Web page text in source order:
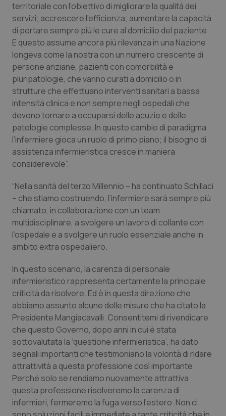
territoriale con l’obiettivo di migliorare la qualità dei
servizi; accrescere l’efficienza; aumentare la capacità
di portare sempre più le cure al domicilio del paziente.
E questo assume ancora più rilevanza in una Nazione
longeva come la nostra con un numero crescente di
persone anziane, pazienti con comorbilità e
pluripatologie, che vanno curati a domicilio o in
strutture che effettuano interventi sanitari a bassa
intensità clinica e non sempre negli ospedali che
devono tornare a occuparsi delle acuzie e delle
patologie complesse. In questo cambio di paradigma
l’infermiere gioca un ruolo di primo piano; il bisogno di
assistenza infermieristica cresce in maniera
considerevole”.
“Nella sanità del terzo Millennio – ha continuato Schillaci
– che stiamo costruendo, l’infermiere sarà sempre più
chiamato, in collaborazione con un team
multidisciplinare, a svolgere un lavoro di collante con
l’ospedale e a svolgere un ruolo essenziale anche in
ambito extra ospedaliero.
In questo scenario, la carenza di personale
infermieristico rappresenta certamente la principale
criticità da risolvere. Ed è in questa direzione che
abbiamo assunto alcune delle misure che ha citato la
Presidente Mangiacavalli. Consentitemi di rivendicare
che questo Governo, dopo anni in cui è stata
sottovalutata la ‘questione infermieristica’, ha dato
segnali importanti che testimoniano la volontà di ridare
attrattività a questa professione così importante.
Perché solo se rendiamo nuovamente attrattiva
questa professione risolveremo la carenza di
infermieri, fermeremo la fuga verso l’estero. Non ci